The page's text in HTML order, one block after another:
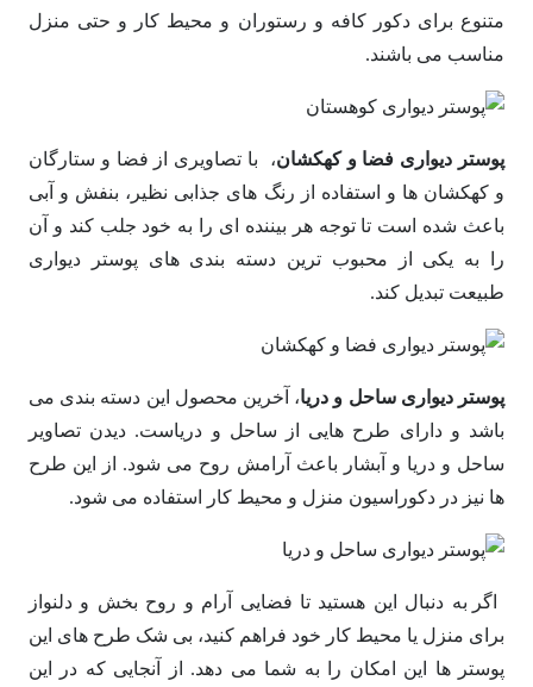
متنوع برای دکور کافه و رستوران و محیط کار و حتی منزل
مناسب می باشند.
پوستر دیواری فضا و کهکشان، با تصاویری از فضا و ستارگان
و کهکشان ها و استفاده از رنگ های جذابی نظیر، بنفش و آبی
باعث شده است تا توجه هر بیننده ای را به خود جلب کند و آن
را به یکی از محبوب ترین دسته بندی های پوستر دیواری
طبیعت تبدیل کند.
پوستر دیواری ساحل و دریا، آخرین محصول این دسته بندی می
باشد و دارای طرح هایی از ساحل و دریاست. دیدن تصاویر
ساحل و دریا و آبشار باعث آرامش روح می شود. از این طرح
ها نیز در دکوراسیون منزل و محیط کار استفاده می شود.
اگر به دنبال این هستید تا فضایی آرام و روح بخش و دلنواز
برای منزل یا محیط کار خود فراهم کنید، بی شک طرح های این
پوستر ها این امکان را به شما می دهد. از آنجایی که در این